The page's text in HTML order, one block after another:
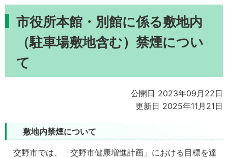
市役所本館・別館に係る敷地内
（駐車場敷地含む）禁煙につい
て
公開日 2023年09月22日
更新日 2025年11月21日
敷地内禁煙について
交野市では、「交野市健康増進計画」における目標を達